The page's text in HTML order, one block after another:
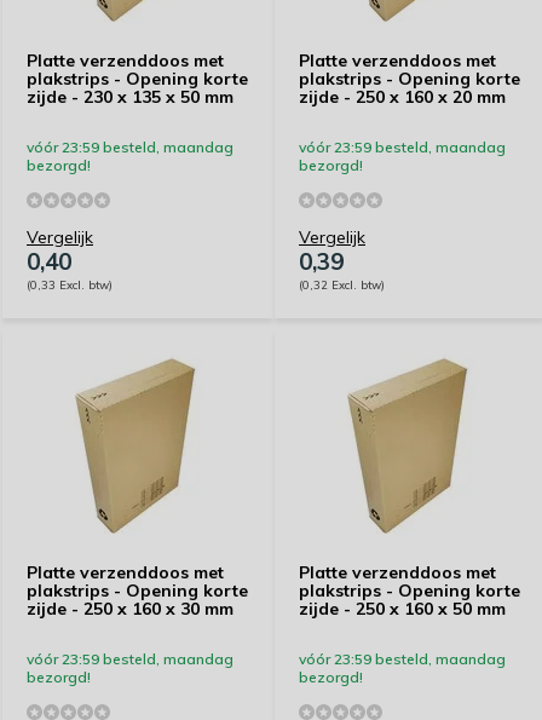
Platte verzenddoos met
plakstrips - Opening korte
zijde - 230 x 135 x 50 mm
vóór 23:59 besteld, maandag
bezorgd!
Vergelijk
0,40
(0,33 Excl. btw)
Platte verzenddoos met
plakstrips - Opening korte
zijde - 250 x 160 x 20 mm
vóór 23:59 besteld, maandag
bezorgd!
Vergelijk
0,39
(0,32 Excl. btw)
Platte verzenddoos met
plakstrips - Opening korte
zijde - 250 x 160 x 30 mm
vóór 23:59 besteld, maandag
bezorgd!
Platte verzenddoos met
plakstrips - Opening korte
zijde - 250 x 160 x 50 mm
vóór 23:59 besteld, maandag
bezorgd!